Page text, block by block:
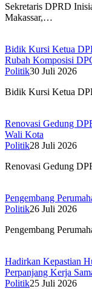
Sekretaris DPRD
Makassar,…
Bidik Kursi Ketua
Rubah Komposisi
Politik30 Juli 2026
Bidik Kursi Ketua
Renovasi Gedung
Wali Kota
Politik28 Juli 2026
Renovasi Gedung
Pengembang
Politik26 Juli 2026
Pengembang
Hadirkan Kepastian
Perpanjang Kerja
Politik25 Juli 2026